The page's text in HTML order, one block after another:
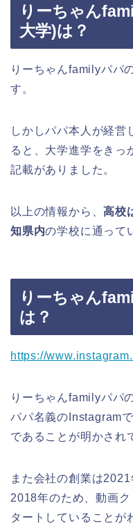
りーちゃん
大学)は？
りーちゃんfamilyパパ
す。
しかしパパ本人が経営
ると、大学進学をきっ
記載がありました。
以上の情報から、高校
知県内の学校に通って
りーちゃん
は？
https://
りーちゃんfamilyパパ
パパ名義のInstagramで
であることが明かされ
また会社の創業は
2018年のため、動画
タートしていることが